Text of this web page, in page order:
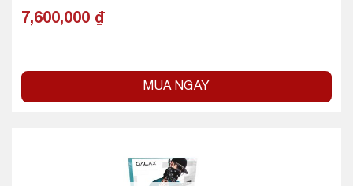
7,600,000 ₫
MUA NGAY